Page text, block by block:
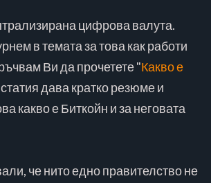
цифрова валута.
в темата за това как работи
Ви да прочетете "Какво е
статия дава кратко резюме и
какво е Биткойн и за неговата
че нито едно правителство не